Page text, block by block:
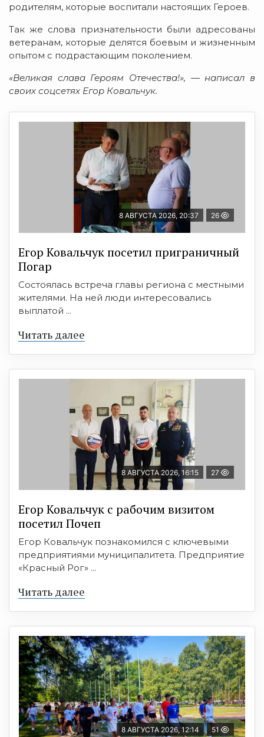
родителям, которые воспитали настоящих Героев.
Так же слова признательности были адресованы
ветеранам, которые делятся боевым и жизненным
опытом с подрастающим поколением.
«Великая слава Героям Отечества!», — написал в
своих соцсетях Егор Ковальчук.
8 АВГУСТА 2026, 20:37 26
Егор Ковальчук посетил приграничный
Погар
Состоялась встреча главы региона с местными
жителями. На ней люди интересовались
выплатой ...
Читать далее
8 АВГУСТА 2026, 16:15 27
Егор Ковальчук с рабочим визитом
посетил Почеп
Егор Ковальчук познакомился с ключевыми
предприятиями муниципалитета. Предприятие
«Красный Рог» ...
Читать далее
8 АВГУСТА 2026, 12:14 51